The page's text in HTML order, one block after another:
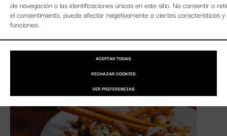
de navegación o las identificaciones únicas en este sitio. No consentir o
el consentimiento, puede afectar negativamente a ciertas características y
funciones.
ACEPTAR TODAS
RECHAZAR COOKIES
VER PREFERENCIAS
VER PUESTOS